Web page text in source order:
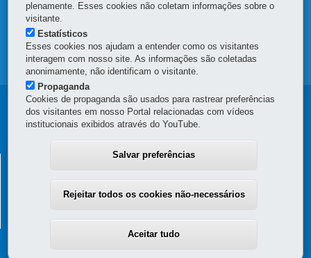
MAPA DO SITE
Navegação
principal
SUPERINTENDÊNCIA GERAL DE
Rua Jacy Loureiro de Campos, s/n - 4º Andar - Ala C - Centro Cívico
(41) 3313-6273
plenamente. Esses cookies não coletam informações sobre o
visitante.
Estatísticos
Esses cookies nos ajudam a entender como os visitantes
interagem com nosso site. As informações são coletadas
anonimamente, não identificam o visitante.
Propaganda
Cookies de propaganda são usados para rastrear preferências
dos visitantes em nosso Portal relacionadas com vídeos
institucionais exibidos através do YouTube.
Salvar preferências
Rejeitar todos os cookies não-necessários
Aceitar tudo